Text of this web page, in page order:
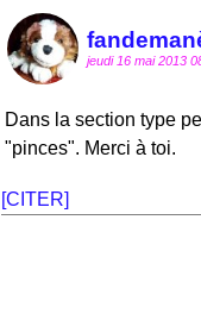
jeudi 16 mai 2013
Dans la section type
"pinces". Merci à toi.
[CITER]